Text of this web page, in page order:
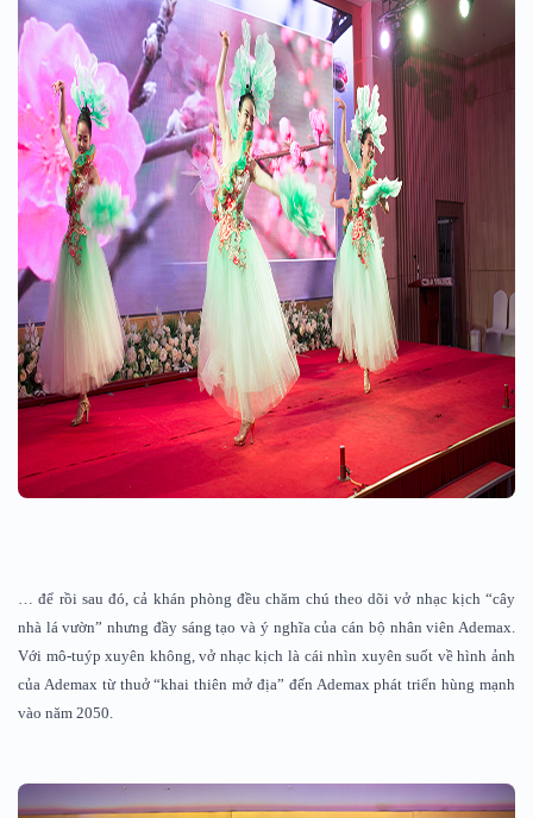
… để rồi sau đó, cả khán phòng đều chăm chú theo dõi vở nhạc kịch “cây
nhà lá vườn” nhưng đầy sáng tạo và ý nghĩa của cán bộ nhân viên Ademax.
Với mô-tuýp xuyên không, vở nhạc kịch là cái nhìn xuyên suốt về hình ảnh
của Ademax từ thuở “khai thiên mở địa” đến Ademax phát triển hùng mạnh
vào năm 2050.